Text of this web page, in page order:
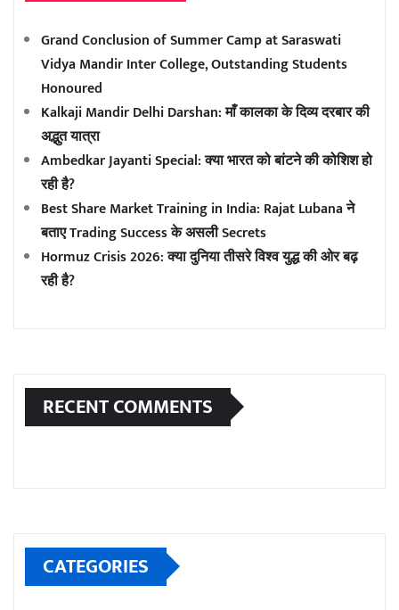
Grand Conclusion of Summer Camp at Saraswati
Vidya Mandir Inter College, Outstanding Students
Honoured
Kalkaji Mandir Delhi Darshan: माँ कालका के दिव्य दरबार की
अद्भुत यात्रा
Ambedkar Jayanti Special: क्या भारत को बांटने की कोशिश हो
रही है?
Best Share Market Training in India: Rajat Lubana ने
बताए Trading Success के असली Secrets
Hormuz Crisis 2026: क्या दुनिया तीसरे विश्व युद्ध की ओर बढ़
रही है?
RECENT COMMENTS
CATEGORIES